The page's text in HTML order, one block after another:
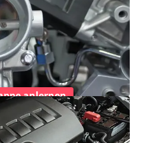
anlernen